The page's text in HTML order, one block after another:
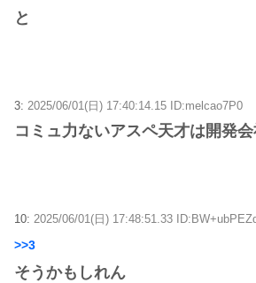
と
3: 2025/06/01(日) 17:40:14.15 ID:melcao7P0
コミュ力ないアスペ天才は開発
10: 2025/06/01(日) 17:48:51.33
>>3
そうかもしれん